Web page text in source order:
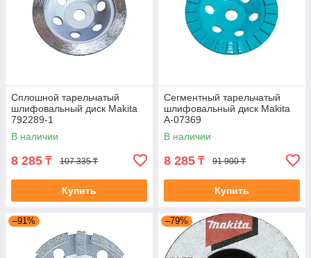
Сплошной тарельчатый
шлифовальный диск Makita
792289-1
В наличии
8 285 ₸ 107 335 ₸
Купить
Сегментный тарельчатый
шлифовальный диск Makita
A-07369
В наличии
8 285 ₸ 91 900 ₸
Купить
–91% –79%